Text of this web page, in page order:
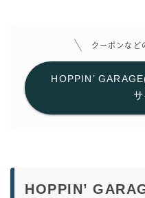
クーポンなど
HOPPIN’
HOPPIN’